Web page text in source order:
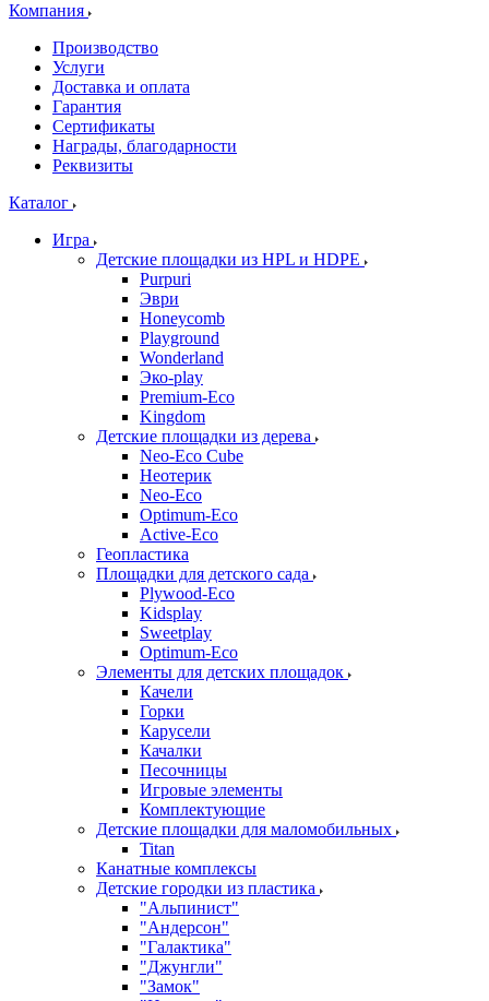
Компания
Производство
Услуги
Доставка и оплата
Гарантия
Сертификаты
Награды, благодарности
Реквизиты
Каталог
Игра
Детские площадки из HPL и HDPE
Purpuri
Эври
Honeycomb
Playground
Wonderland
Эко-play
Premium-Eco
Kingdom
Детские площадки из дерева
Neo-Eco Cube
Неотерик
Neo-Eco
Оptimum-Еco
Active-Eco
Геопластика
Площадки для детского сада
Plywood-Eco
Kidsplay
Sweetplay
Оptimum-Еco
Элементы для детских площадок
Качели
Горки
Карусели
Качалки
Песочницы
Игровые элементы
Комплектующие
Детские площадки для маломобильных
Titan
Канатные комплексы
Детские городки из пластика
"Альпинист"
"Андерсон"
"Галактика"
"Джунгли"
"Замок"